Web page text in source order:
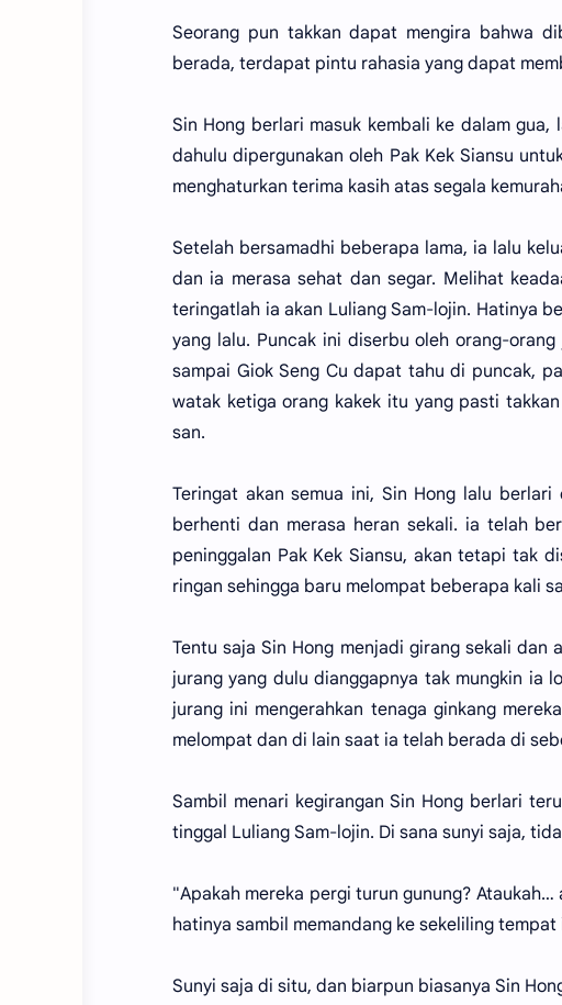
Seorang pun takkan dapat mengira bahwa
berada, terdapat pintu rahasia yang dapat
Sin Hong berlari masuk kembali ke dalam
dahulu dipergunakan oleh Pak Kek Siansu
menghaturkan terima kasih atas segala
Setelah bersamadhi beberapa lama, ia lalu
dan ia merasa sehat dan segar. Melihat
teringatlah ia akan Luliang Sam-lojin. Hatinya
yang lalu. Puncak ini diserbu oleh orang-
sampai Giok Seng Cu dapat tahu di puncak,
watak ketiga orang kakek itu yang pasti
san.
Teringat akan semua ini, Sin Hong lalu
berhenti dan merasa heran sekali. ia telah
peninggalan Pak Kek Siansu, akan tetapi tak
ringan sehingga baru melompat beberapa kali
Tentu saja Sin Hong menjadi girang sekali dan
jurang yang dulu dianggapnya tak mungkin ia
jurang ini mengerahkan tenaga ginkang
melompat dan di lain saat ia telah berada di
Sambil menari kegirangan Sin Hong berlari
tinggal Luliang Sam-lojin. Di sana sunyi saja,
"Apakah mereka pergi turun gunung?
hatinya sambil memandang ke sekeliling tempat
Sunyi saja di situ, dan biarpun biasanya Sin